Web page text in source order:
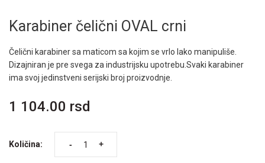
Karabiner čelični OVAL crni
Čelični karabiner sa maticom sa kojim se vrlo lako manipuliše.
Dizajniran je pre svega za industrijsku upotrebu.Svaki karabiner
ima svoj jedinstveni serijski broj proizvodnje.
1 104.00 rsd
Količina: - +